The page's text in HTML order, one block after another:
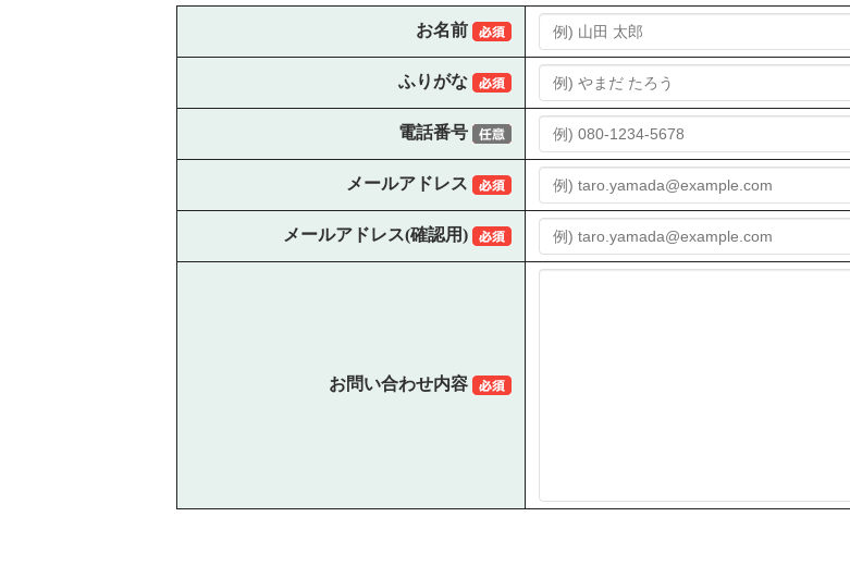
お名前
ふりがな
電話番号
メールアドレス
メールアドレス(確認用)
お問い合わせ内容